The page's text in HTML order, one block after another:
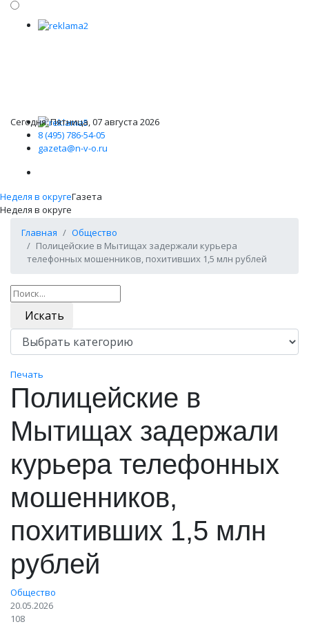
Сегодня: Пятница, 07 августа 2026
8 (495) 786-54-05
gazeta@n-v-o.ru
Неделя в округеГазета
Неделя в округе
Главная
Общество
Полицейские в Мытищах задержали курьера
телефонных мошенников, похитивших 1,5 млн рублей
Искать
Печать
Полицейские в
Мытищах задержали
курьера телефонных
мошенников,
похитивших 1,5 млн
рублей
Общество
20.05.2026
108